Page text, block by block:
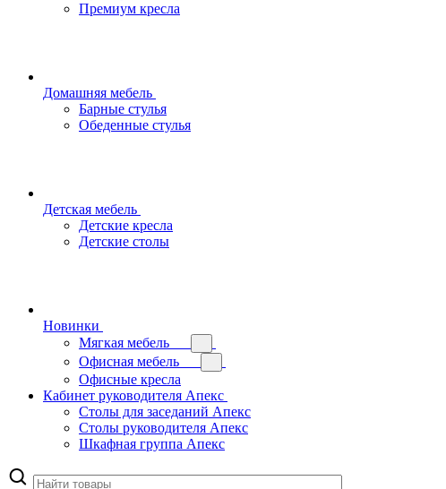
Премиум кресла
Домашняя мебель
Барные стулья
Обеденные стулья
Детская мебель
Детские кресла
Детские столы
Новинки
Мягкая мебель
Офисная мебель
Офисные кресла
Кабинет руководителя Апекс
Столы для заседаний Апекс
Столы руководителя Апекс
Шкафная группа Апекс